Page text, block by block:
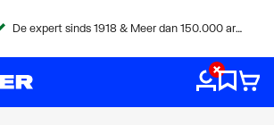
De expert sinds 1918 & Meer dan 150.000 artikelen